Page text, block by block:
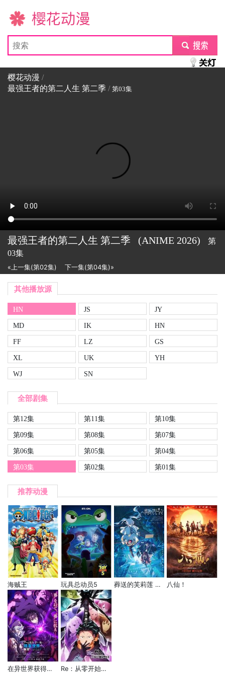
樱花动漫
submit
樱花动漫 /
最强王者的第二人生 第二季 / 第03集
最强王者的第二人生 第二季 (ANIME 2026)
第
03集
«上一集(第02集) 下一集(第04集)»
其他播放源
HN JS
JY
MD
IK
HN
FF
LZ
GS
XL
UK
YH
WJ
SN
全部剧集
第12集 第11集
第10集
第09集
第08集
第07集
第06集
第05集
第04集
第03集
第02集 第01集
推荐动漫
海贼王 玩具总动员5 葬送的芙莉莲 第二季 八仙！
在异世界获得超强能力的我，在现实世界照样无敌～等级提升改变人生命运～ SP Re：从零开始的异世界生活 第四季 夺还篇